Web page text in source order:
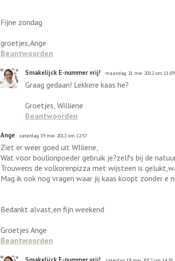
Fijne zondag
groetjes,Ange
Beantwoorden
Smakelijck E-nummer vrij! maandag 21 mei 2012 om 11:09
Graag gedaan! Lekkere kaas he?
Groetjes, Williene
Beantwoorden
Ange zaterdag 19 mei 2012 om 12:57
Ziet er weer goed uit Wlliene,
Wat voor boulionpoeder gebruik je?zelfs bij de
Trouwens de volkorenpizza met wijsteen is
Mag ik ook nog vragen waar jij kaas koopt zonder e
Bedankt alvast,en fijn weekend
Groetjes Ange
Beantwoorden